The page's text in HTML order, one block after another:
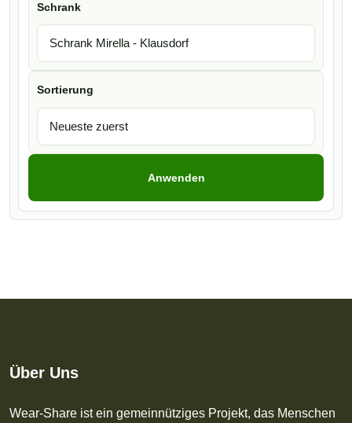
Schrank
Sortierung
Anwenden
Über Uns
Wear-Share ist ein gemeinnütziges Projekt, das Menschen